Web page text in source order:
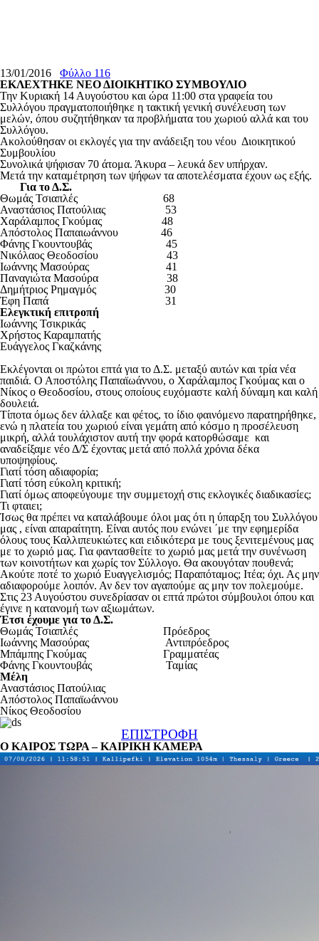
13/01/2016
Φύλλο 116
ΕΚΛΕΧΤΗΚΕ ΝΕΟ ΔΙΟΙΚΗΤΙΚΟ ΣΥΜΒΟΥΛΙΟ
Την Κυριακή 14 Αυγούστου και ώρα 11:00 στα γραφεία του
Συλλόγου πραγματοποιήθηκε η τακτική γενική συνέλευση των
μελών, όπου συζητήθηκαν τα προβλήματα του χωριού αλλά και του
Συλλόγου.
Ακολούθησαν οι εκλογές για την ανάδειξη του νέου Διοικητικού
Συμβουλίου
Συνολικά ψήφισαν 70 άτομα. Άκυρα – λευκά δεν υπήρχαν.
Μετά την καταμέτρηση των ψήφων τα αποτελέσματα έχουν ως εξής.
Για το Δ.Σ.
Θωμάς Τσιαπλές 68
Αναστάσιος Πατούλιας 53
Χαράλαμπος Γκούμας 48
Απόστολος Παπαιωάννου 46
Φάνης Γκουντουβάς 45
Νικόλαος Θεοδοσίου 43
Ιωάννης Μασούρας 41
Παναγιώτα Μασούρα 38
Δημήτριος Ρημαγμός 30
Έφη Παπά 31
Ελεγκτική επιτροπή
Ιωάννης Τσικρικάς
Χρήστος Καραμπατής
Ευάγγελος Γκαζκάνης
Εκλέγονται οι πρώτοι επτά για το Δ.Σ. μεταξύ αυτών και τρία νέα
παιδιά. Ο Αποστόλης Παπαϊωάννου, ο Χαράλαμπος Γκούμας και ο
Νίκος ο Θεοδοσίου, στους οποίους ευχόμαστε καλή δύναμη και καλή
δουλειά.
Τίποτα όμως δεν άλλαξε και φέτος, το ίδιο φαινόμενο παρατηρήθηκε,
ενώ η πλατεία του χωριού είναι γεμάτη από κόσμο η προσέλευση
μικρή, αλλά τουλάχιστον αυτή την φορά κατορθώσαμε και
αναδείξαμε νέο Δ/Σ έχοντας μετά από πολλά χρόνια δέκα
υποψηφίους.
Γιατί τόση αδιαφορία;
Γιατί τόση εύκολη κριτική;
Γιατί όμως αποφεύγουμε την συμμετοχή στις εκλογικές διαδικασίες;
Τι φταιει;
Ίσως θα πρέπει να καταλάβουμε όλοι μας ότι η ύπαρξη του Συλλόγου
μας , είναι απαραίτητη. Είναι αυτός που ενώνει ΄με την εφημερίδα
όλους τους Καλλιπευκιώτες και ειδικότερα με τους ξενιτεμένους μας
με το χωριό μας. Για φαντασθείτε το χωριό μας μετά την συνένωση
των κοινοτήτων και χωρίς τον Σύλλογο. Θα ακουγόταν πουθενά;
Ακούτε ποτέ το χωριό Ευαγγελισμός; Παραπόταμος; Ιτέα; όχι. Ας μην
αδιαφορούμε λοιπόν. Αν δεν τον αγαπούμε ας μην τον πολεμούμε.
Στις 23 Αυγούστου συνεδρίασαν οι επτά πρώτοι σύμβουλοι όπου και
έγινε η κατανομή των αξιωμάτων.
Έτσι έχουμε για το Δ.Σ.
Θωμάς Τσιαπλές Πρόεδρος
Ιωάννης Μασούρας Αντιπρόεδρος
Μπάμπης Γκούμας Γραμματέας
Φάνης Γκουντουβάς Ταμίας
Μέλη
Αναστάσιος Πατούλιας
Απόστολος Παπαϊωάννου
Νίκος Θεοδοσίου
ΕΠΙΣΤΡΟΦΗ
Ο ΚΑΙΡΟΣ ΤΩΡΑ – ΚΑΙΡΙΚΗ ΚΑΜΕΡΑ